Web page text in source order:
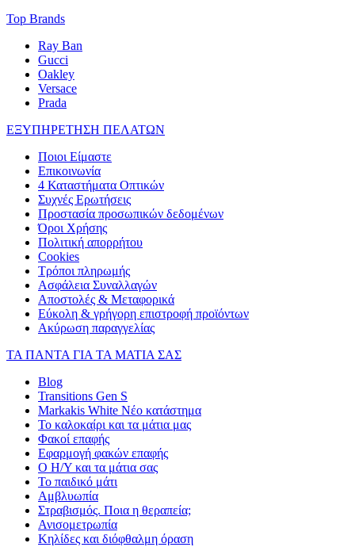
Top Brands
Ray Ban
Gucci
Oakley
Versace
Prada
ΕΞΥΠΗΡΕΤΗΣΗ ΠΕΛΑΤΩΝ
Ποιοι Είμαστε
Επικοινωνία
4 Καταστήματα Οπτικών
Συχνές Ερωτήσεις
Προστασία προσωπικών δεδομένων
Όροι Χρήσης
Πολιτική απορρήτου
Cookies
Τρόποι πληρωμής
Ασφάλεια Συναλλαγών
Αποστολές & Μεταφορικά
Εύκολη & γρήγορη επιστροφή προϊόντων
Ακύρωση παραγγελίας
ΤΑ ΠΑΝΤΑ ΓΙΑ ΤΑ ΜΑΤΙΑ ΣΑΣ
Blog
Transitions Gen S
Markakis White Νέο κατάστημα
Το καλοκαίρι και τα μάτια μας
Φακοί επαφής
Εφαρμογή φακών επαφής
Ο Η/Υ και τα μάτια σας
Το παιδικό μάτι
Αμβλυωπία
Στραβισμός. Ποια η θεραπεία;
Ανισομετρωπία
Κηλίδες και διόφθαλμη όραση